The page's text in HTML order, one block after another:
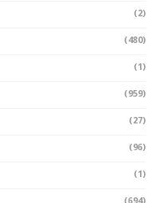
(2)
(480)
(1)
(959)
(27)
(96)
(1)
(694)